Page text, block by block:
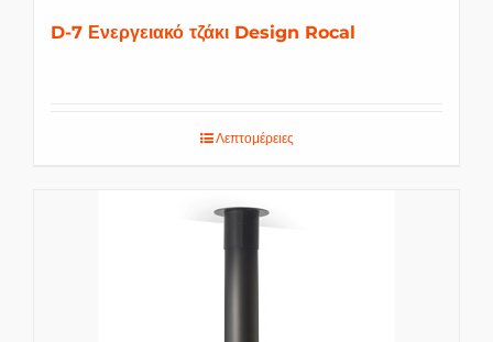
D-7 Ενεργειακό τζάκι Design Rocal
Λεπτομέρειες